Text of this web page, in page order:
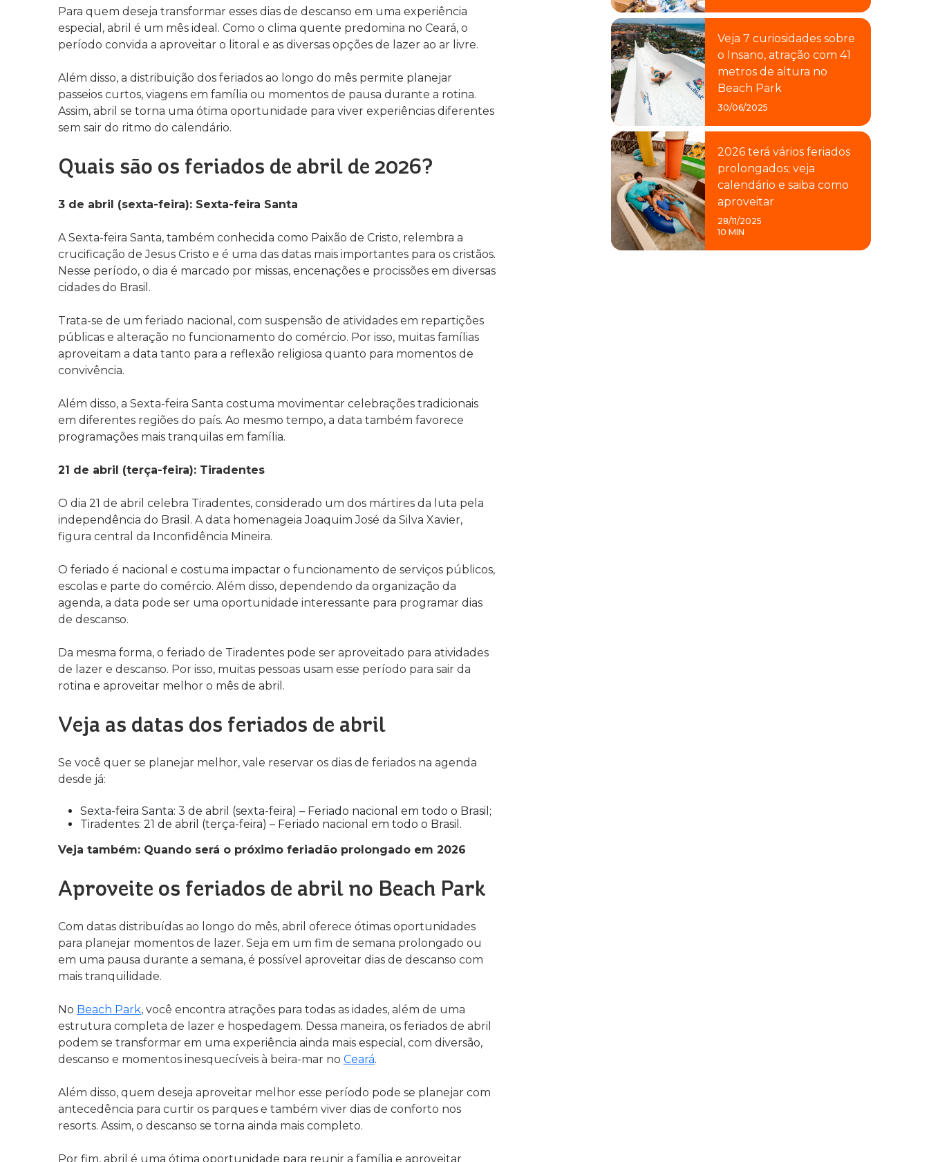
Para quem deseja transformar esses dias de descanso em uma experiência
especial, abril é um mês ideal. Como o clima quente predomina no Ceará, o
período convida a aproveitar o litoral e as diversas opções de lazer ao ar livre.
Além disso, a distribuição dos feriados ao longo do mês permite planejar
passeios curtos, viagens em família ou momentos de pausa durante a rotina.
Assim, abril se torna uma ótima oportunidade para viver experiências diferentes
sem sair do ritmo do calendário.
Quais são os feriados de abril de 2026?
3 de abril (sexta-feira): Sexta-feira Santa
A Sexta-feira Santa, também conhecida como Paixão de Cristo, relembra a
crucificação de Jesus Cristo e é uma das datas mais importantes para os cristãos.
Nesse período, o dia é marcado por missas, encenações e procissões em diversas
cidades do Brasil.
Trata-se de um feriado nacional, com suspensão de atividades em repartições
públicas e alteração no funcionamento do comércio. Por isso, muitas famílias
aproveitam a data tanto para a reflexão religiosa quanto para momentos de
convivência.
Além disso, a Sexta-feira Santa costuma movimentar celebrações tradicionais
em diferentes regiões do país. Ao mesmo tempo, a data também favorece
programações mais tranquilas em família.
21 de abril (terça-feira): Tiradentes
O dia 21 de abril celebra Tiradentes, considerado um dos mártires da luta pela
independência do Brasil. A data homenageia Joaquim José da Silva Xavier,
figura central da Inconfidência Mineira.
O feriado é nacional e costuma impactar o funcionamento de serviços públicos,
escolas e parte do comércio. Além disso, dependendo da organização da
agenda, a data pode ser uma oportunidade interessante para programar dias
de descanso.
Da mesma forma, o feriado de Tiradentes pode ser aproveitado para atividades
de lazer e descanso. Por isso, muitas pessoas usam esse período para sair da
rotina e aproveitar melhor o mês de abril.
Veja as datas dos feriados de abril
Se você quer se planejar melhor, vale reservar os dias de feriados na agenda
desde já:
Sexta-feira Santa: 3 de abril (sexta-feira) – Feriado nacional em todo o Brasil;
Tiradentes: 21 de abril (terça-feira) – Feriado nacional em todo o Brasil.
Veja também: Quando será o próximo feriadão prolongado em 2026
Aproveite os feriados de abril no Beach Park
Com datas distribuídas ao longo do mês, abril oferece ótimas oportunidades
para planejar momentos de lazer. Seja em um fim de semana prolongado ou
em uma pausa durante a semana, é possível aproveitar dias de descanso com
mais tranquilidade.
No Beach Park, você encontra atrações para todas as idades, além de uma
estrutura completa de lazer e hospedagem. Dessa maneira, os feriados de abril
podem se transformar em uma experiência ainda mais especial, com diversão,
descanso e momentos inesquecíveis à beira-mar no Ceará.
Além disso, quem deseja aproveitar melhor esse período pode se planejar com
antecedência para curtir os parques e também viver dias de conforto nos
resorts. Assim, o descanso se torna ainda mais completo.
Por fim, abril é uma ótima oportunidade para reunir a família e aproveitar
Veja 7 curiosidades sobre
o Insano, atração com 41
metros de altura no
Beach Park
30/06/2025
2026 terá vários feriados
prolongados; veja
calendário e saiba como
aproveitar
28/11/2025
10 MIN